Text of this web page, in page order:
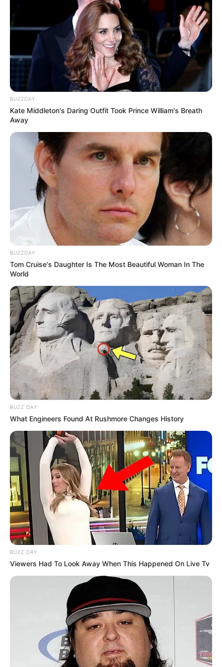
merawat kecantikan diri dan merias, terlihat mudah untuk
dilakukan.
Menjamurnya beauty vlogger semakin menambah banyak input
ilmu mengenai caranya merias wajah, atau menjaga kesehatan
kulit supaya tetap awet muda. Beauty vlogger Fatya Biya adalah
salah satu dari mereka.
Baca juga:Biodata, Profil, dan Fakta Vicky Alaydrus
Play Mute
(foto: instagram/fatyabiya)
Biodata & Profil
Nama Lengkap: Fatya Faizanur
Nama Panggilan: Fatya
Tempat, Tanggal Lahir: Jakarta, 10 Agustus 1992
Kewarganegaraan: Indonesia
Profesi: Content creator, beauty vlogger, make up artist
Hobi: Merias Wajah
BUZZDAY
Kate Middleton's Daring Outfit Took Prince William's Breath
Away
BUZZDAY
Tom Cruise's Daughter Is The Most Beautiful Woman In The
World
BUZZ DAY
What Engineers Found At Rushmore Changes History
BUZZ DAY
Viewers Had To Look Away When This Happened On Live Tv